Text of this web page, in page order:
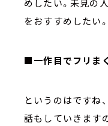
をおすすめしたい。
■一作目でフリまく
というのはですね
話もしていきます